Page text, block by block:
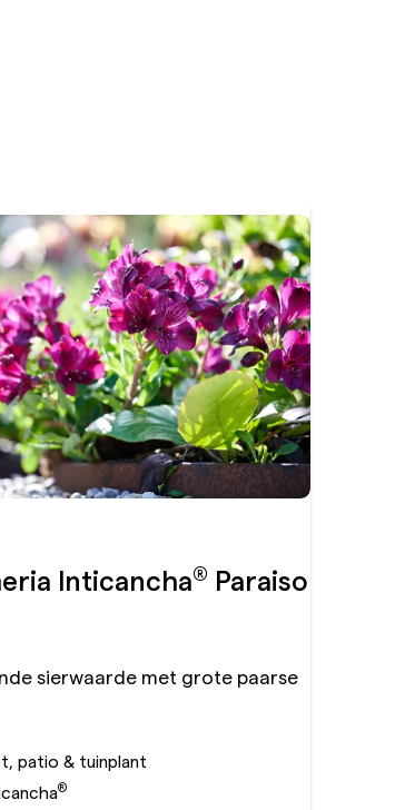
Inticancha® Paraiso
sierwaarde met grote paarse
patio & tuinplant
®